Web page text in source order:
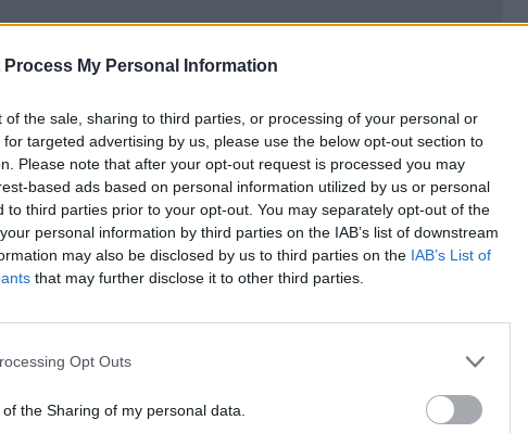
Process My Personal Information
of the sale, sharing to third parties, or processing of your personal or
targeted advertising by us, please use the below opt-out section to
Please note that after your opt-out request is processed you may
based ads based on personal information utilized by us or personal
to third parties prior to your opt-out. You may separately opt-out of the
personal information by third parties on the IAB’s list of downstream
may also be disclosed by us to third parties on the IAB’s List of
that may further disclose it to other third parties.
Opt Outs
the Sharing of my personal data.
»
Последвайте ни във